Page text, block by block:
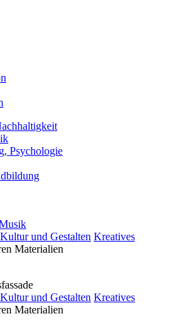
Psychologie
Kultur und Gestalten Kreatives
Materialien
Kultur und Gestalten Kreatives
Materialien